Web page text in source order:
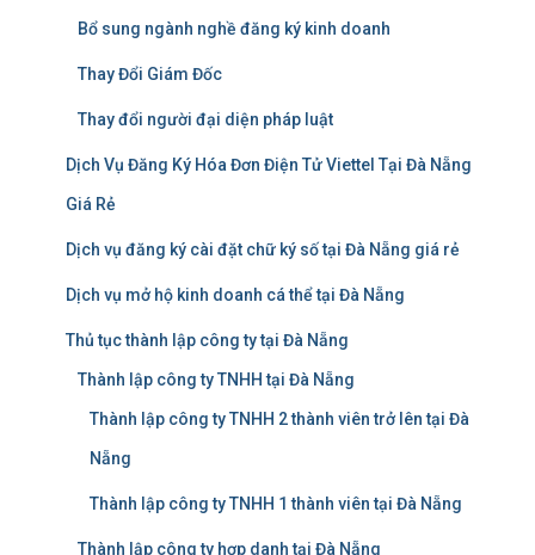
Bổ sung ngành nghề đăng ký kinh doanh
Thay Đổi Giám Đốc
Thay đổi người đại diện pháp luật
Dịch Vụ Đăng Ký Hóa Đơn Điện Tử Viettel Tại Đà Nẵng
Giá Rẻ
Dịch vụ đăng ký cài đặt chữ ký số tại Đà Nẵng giá rẻ
Dịch vụ mở hộ kinh doanh cá thể tại Đà Nẵng
Thủ tục thành lập công ty tại Đà Nẵng
Thành lập công ty TNHH tại Đà Nẵng
Thành lập công ty TNHH 2 thành viên trở lên tại Đà
Nẵng
Thành lập công ty TNHH 1 thành viên tại Đà Nẵng
Thành lập công ty hợp danh tại Đà Nẵng